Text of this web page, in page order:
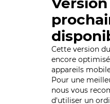
Cette version
encore
appareils
Pour une
nous vous
d'utiliser un